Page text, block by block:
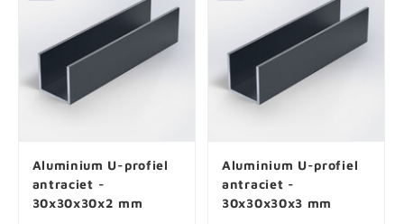
Aluminium U-profiel
antraciet -
30x30x30x2 mm
Aluminium U-profiel
antraciet -
30x30x30x3 mm